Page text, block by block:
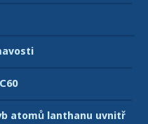
atomů lanthanu uvnitř